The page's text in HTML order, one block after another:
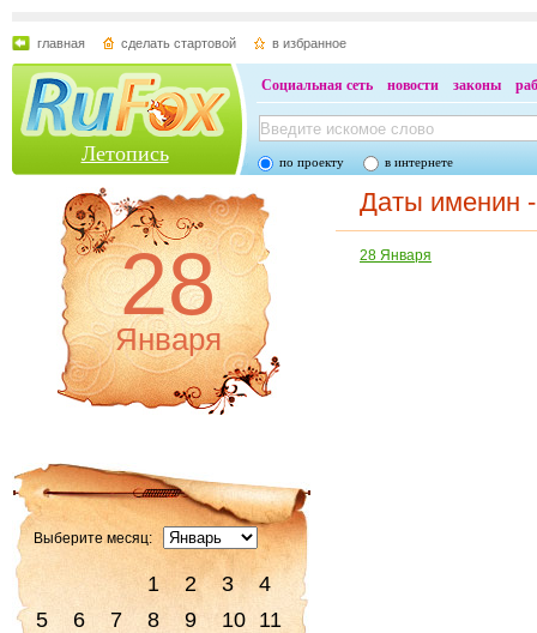
главная сделать стартовой в избранное
Летопись
Социальная сеть новости законы
по проекту в интернете
28
Января
Выберите месяц:
1 2 3
4
5
6 7 8 9 10 11
Даты именин
28 Января